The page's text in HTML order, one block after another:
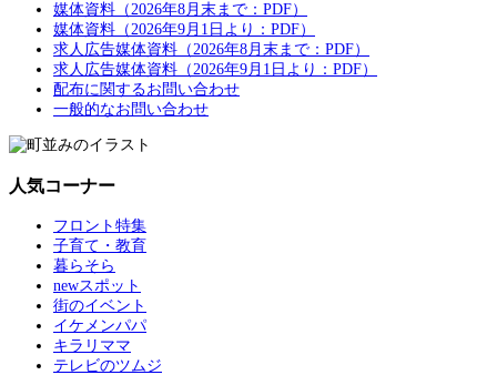
媒体資料（2026年8月末まで：PDF）
媒体資料（2026年9月1日より：PDF）
求人広告媒体資料（2026年8月末まで：PDF）
求人広告媒体資料（2026年9月1日より：PDF）
配布に関するお問い合わせ
一般的なお問い合わせ
人気コーナー
フロント特集
子育て・教育
暮らそら
newスポット
街のイベント
イケメンパパ
キラリママ
テレビのツムジ